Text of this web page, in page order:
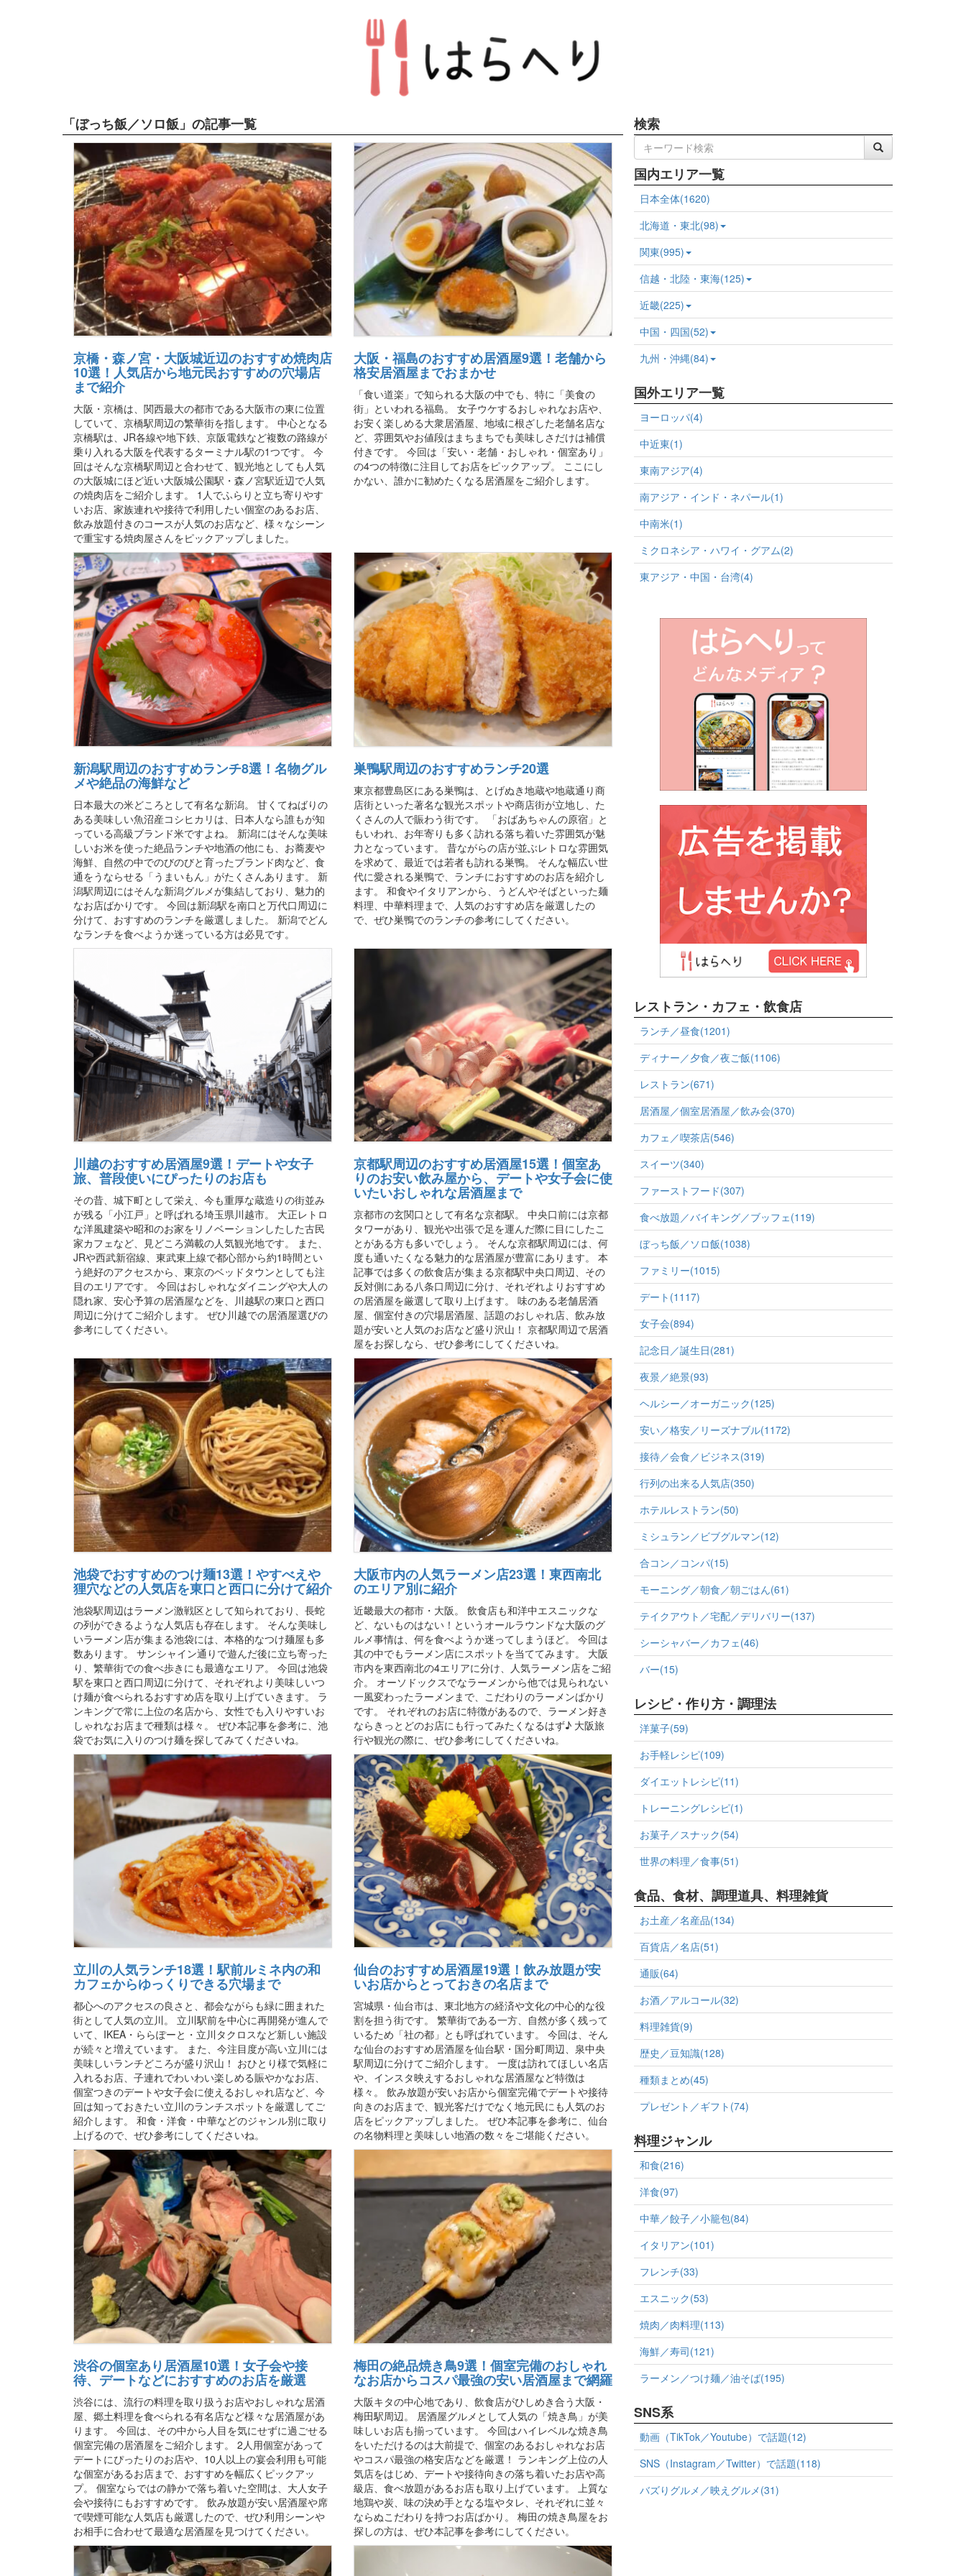
「ぼっち飯／ソロ飯」の記事一覧
京橋・森ノ宮・大阪城近辺のおすすめ焼肉店
10選！人気店から地元民おすすめの穴場店
まで紹介
大阪・京橋は、関西最大の都市である大阪市の東に位置
していて、京橋駅周辺の繁華街を指します。 中心となる
京橋駅は、JR各線や地下鉄、京阪電鉄など複数の路線が
乗り入れる大阪を代表するターミナル駅の1つです。 今
回はそんな京橋駅周辺と合わせて、観光地としても人気
の大阪城にほど近い大阪城公園駅・森ノ宮駅近辺で人気
の焼肉店をご紹介します。 1人でふらりと立ち寄りやす
いお店、家族連れや接待で利用したい個室のあるお店、
飲み放題付きのコースが人気のお店など、様々なシーン
で重宝する焼肉屋さんをピックアップしました。
大阪・福島のおすすめ居酒屋9選！老舗から
格安居酒屋までおまかせ
「食い道楽」で知られる大阪の中でも、特に「美食の
街」といわれる福島。 女子ウケするおしゃれなお店や、
お安く楽しめる大衆居酒屋、地域に根ざした老舗名店な
ど、雰囲気やお値段はまちまちでも美味しさだけは補償
付きです。 今回は「安い・老舗・おしゃれ・個室あり」
の4つの特徴に注目してお店をピックアップ。 ここにし
かない、誰かに勧めたくなる居酒屋をご紹介します。
新潟駅周辺のおすすめランチ8選！名物グル
メや絶品の海鮮など
日本最大の米どころとして有名な新潟。 甘くてねばりの
ある美味しい魚沼産コシヒカリは、日本人なら誰もが知
っている高級ブランド米ですよね。 新潟にはそんな美味
しいお米を使った絶品ランチや地酒の他にも、お蕎麦や
海鮮、自然の中でのびのびと育ったブランド肉など、食
通をうならせる「うまいもん」がたくさんあります。 新
潟駅周辺にはそんな新潟グルメが集結しており、魅力的
なお店ばかりです。 今回は新潟駅を南口と万代口周辺に
分けて、おすすめのランチを厳選しました。 新潟でどん
なランチを食べようか迷っている方は必見です。
巣鴨駅周辺のおすすめランチ20選
東京都豊島区にある巣鴨は、とげぬき地蔵や地蔵通り商
店街といった著名な観光スポットや商店街が立地し、た
くさんの人で賑わう街です。 「おばあちゃんの原宿」と
もいわれ、お年寄りも多く訪れる落ち着いた雰囲気が魅
力となっています。 昔ながらの店が並ぶレトロな雰囲気
を求めて、最近では若者も訪れる巣鴨。 そんな幅広い世
代に愛される巣鴨で、ランチにおすすめのお店を紹介し
ます。 和食やイタリアンから、うどんやそばといった麺
料理、中華料理まで、人気のおすすめ店を厳選したの
で、ぜひ巣鴨でのランチの参考にしてください。
川越のおすすめ居酒屋9選！デートや女子
旅、普段使いにぴったりのお店も
その昔、城下町として栄え、今も重厚な蔵造りの街並み
が残る「小江戸」と呼ばれる埼玉県川越市。 大正レトロ
な洋風建築や昭和のお家をリノベーションしたした古民
家カフェなど、見どころ満載の人気観光地です。 また、
JRや西武新宿線、東武東上線で都心部から約1時間とい
う絶好のアクセスから、東京のベッドタウンとしても注
目のエリアです。 今回はおしゃれなダイニングや大人の
隠れ家、安心予算の居酒屋などを、川越駅の東口と西口
周辺に分けてご紹介します。 ぜひ川越での居酒屋選びの
参考にしてください。
京都駅周辺のおすすめ居酒屋15選！個室あ
りのお安い飲み屋から、デートや女子会に使
いたいおしゃれな居酒屋まで
京都市の玄関口として有名な京都駅。 中央口前には京都
タワーがあり、観光や出張で足を運んだ際に目にしたこ
とがある方も多いでしょう。 そんな京都駅周辺には、何
度も通いたくなる魅力的な居酒屋が豊富にあります。 本
記事では多くの飲食店が集まる京都駅中央口周辺、その
反対側にある八条口周辺に分け、それぞれよりおすすめ
の居酒屋を厳選して取り上げます。 味のある老舗居酒
屋、個室付きの穴場居酒屋、話題のおしゃれ店、飲み放
題が安いと人気のお店など盛り沢山！ 京都駅周辺で居酒
屋をお探しなら、ぜひ参考にしてくださいね。
池袋でおすすめのつけ麺13選！やすべえや
狸穴などの人気店を東口と西口に分けて紹介
池袋駅周辺はラーメン激戦区として知られており、長蛇
の列ができるような人気店も存在します。 そんな美味し
いラーメン店が集まる池袋には、本格的なつけ麺屋も多
数あります。 サンシャイン通りで遊んだ後に立ち寄った
り、繁華街での食べ歩きにも最適なエリア。 今回は池袋
駅を東口と西口周辺に分けて、それぞれより美味しいつ
け麺が食べられるおすすめ店を取り上げていきます。 ラ
ンキングで常に上位の名店から、女性でも入りやすいお
しゃれなお店まで種類は様々。 ぜひ本記事を参考に、池
袋でお気に入りのつけ麺を探してみてくださいね。
大阪市内の人気ラーメン店23選！東西南北
のエリア別に紹介
近畿最大の都市・大阪。 飲食店も和洋中エスニックな
ど、ないものはない！というオールラウンドな大阪のグ
ルメ事情は、何を食べようか迷ってしまうほど。 今回は
其の中でもラーメン店にスポットを当ててみます。 大阪
市内を東西南北の4エリアに分け、人気ラーメン店をご紹
介。 オーソドックスでなラーメンから他では見られない
一風変わったラーメンまで、こだわりのラーメンばかり
です。 それぞれのお店に特徴があるので、ラーメン好き
ならきっとどのお店にも行ってみたくなるはず♪ 大阪旅
行や観光の際に、ぜひ参考にしてくださいね。
立川の人気ランチ18選！駅前ルミネ内の和
カフェからゆっくりできる穴場まで
都心へのアクセスの良さと、都会ながらも緑に囲まれた
街として人気の立川。 立川駅前を中心に再開発が進んで
いて、IKEA・ららぽーと・立川タクロスなど新しい施設
が続々と増えています。 また、今注目度が高い立川には
美味しいランチどころが盛り沢山！ おひとり様で気軽に
入れるお店、子連れでわいわい楽しめる賑やかなお店、
個室つきのデートや女子会に使えるおしゃれ店など、今
回は知っておきたい立川のランチスポットを厳選してご
紹介します。 和食・洋食・中華などのジャンル別に取り
上げるので、ぜひ参考にしてくださいね。
仙台のおすすめ居酒屋19選！飲み放題が安
いお店からとっておきの名店まで
宮城県・仙台市は、東北地方の経済や文化の中心的な役
割を担う街です。 繁華街である一方、自然が多く残って
いるため「社の都」とも呼ばれています。 今回は、そん
な仙台のおすすめ居酒屋を仙台駅・国分町周辺、泉中央
駅周辺に分けてご紹介します。 一度は訪れてほしい名店
や、インスタ映えするおしゃれな居酒屋など特徴は
様々。 飲み放題が安いお店から個室完備でデートや接待
向きのお店まで、観光客だけでなく地元民にも人気のお
店をピックアップしました。 ぜひ本記事を参考に、仙台
の名物料理と美味しい地酒の数々をご堪能ください。
渋谷の個室あり居酒屋10選！女子会や接
待、デートなどにおすすめのお店を厳選
渋谷には、流行の料理を取り扱うお店やおしゃれな居酒
屋、郷土料理を食べられる有名店など様々な居酒屋があ
ります。 今回は、その中から人目を気にせずに過ごせる
個室完備の居酒屋をご紹介します。 2人用個室があって
デートにぴったりのお店や、10人以上の宴会利用も可能
な個室があるお店まで、おすすめを幅広くピックアッ
プ。 個室ならではの静かで落ち着いた空間は、大人女子
会や接待にもおすすめです。 飲み放題が安い居酒屋や席
で喫煙可能な人気店も厳選したので、ぜひ利用シーンや
お相手に合わせて最適な居酒屋を見つけてください。
梅田の絶品焼き鳥9選！個室完備のおしゃれ
なお店からコスパ最強の安い居酒屋まで網羅
大阪キタの中心地であり、飲食店がひしめき合う大阪・
梅田駅周辺。 居酒屋グルメとして人気の「焼き鳥」が美
味しいお店も揃っています。 今回はハイレベルな焼き鳥
をいただけるのは大前提で、個室のあるおしゃれなお店
やコスパ最強の格安店などを厳選！ ランキング上位の人
気店をはじめ、デートや接待向きの落ち着いたお店や高
級店、食べ放題があるお店も取り上げています。 上質な
地鶏や炭、味の決め手となる塩やタレ、それぞれに並々
ならぬこだわりを持つお店ばかり。 梅田の焼き鳥屋をお
探しの方は、ぜひ本記事を参考にしてください。
検索
国内エリア一覧
日本全体(1620)
北海道・東北(98)
関東(995)
信越・北陸・東海(125)
近畿(225)
中国・四国(52)
九州・沖縄(84)
国外エリア一覧
ヨーロッパ(4)
中近東(1)
東南アジア(4)
南アジア・インド・ネパール(1)
中南米(1)
ミクロネシア・ハワイ・グアム(2)
東アジア・中国・台湾(4)
レストラン・カフェ・飲食店
ランチ／昼食(1201)
ディナー／夕食／夜ご飯(1106)
レストラン(671)
居酒屋／個室居酒屋／飲み会(370)
カフェ／喫茶店(546)
スイーツ(340)
ファーストフード(307)
食べ放題／バイキング／ブッフェ(119)
ぼっち飯／ソロ飯(1038)
ファミリー(1015)
デート(1117)
女子会(894)
記念日／誕生日(281)
夜景／絶景(93)
ヘルシー／オーガニック(125)
安い／格安／リーズナブル(1172)
接待／会食／ビジネス(319)
行列の出来る人気店(350)
ホテルレストラン(50)
ミシュラン／ビブグルマン(12)
合コン／コンパ(15)
モーニング／朝食／朝ごはん(61)
テイクアウト／宅配／デリバリー(137)
シーシャバー／カフェ(46)
バー(15)
レシピ・作り方・調理法
洋菓子(59)
お手軽レシピ(109)
ダイエットレシピ(11)
トレーニングレシピ(1)
お菓子／スナック(54)
世界の料理／食事(51)
食品、食材、調理道具、料理雑貨
お土産／名産品(134)
百貨店／名店(51)
通販(64)
お酒／アルコール(32)
料理雑貨(9)
歴史／豆知識(128)
種類まとめ(45)
プレゼント／ギフト(74)
料理ジャンル
和食(216)
洋食(97)
中華／餃子／小籠包(84)
イタリアン(101)
フレンチ(33)
エスニック(53)
焼肉／肉料理(113)
海鮮／寿司(121)
ラーメン／つけ麺／油そば(195)
SNS系
動画（TikTok／Youtube）で話題(12)
SNS（Instagram／Twitter）で話題(118)
バズりグルメ／映えグルメ(31)